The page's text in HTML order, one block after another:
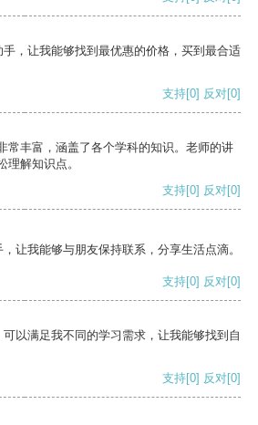
，让我能够找到最优惠的价格，买到最合适
支持[0] 反对[0]
常丰富，涵盖了各个学科的知识。老师的讲
理解知识点。
支持[0] 反对[0]
让我能够与朋友保持联系，分享生活点滴。
支持[0] 反对[0]
以满足我不同的学习需求，让我能够找到自
支持[0] 反对[0]